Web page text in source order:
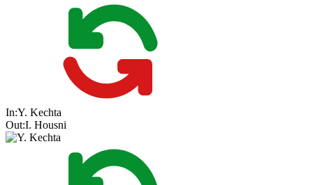
In:Y. Kechta
Out:I. Housni